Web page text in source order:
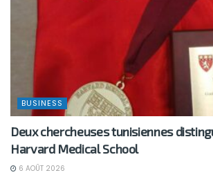
BUSINESS
Deux chercheuses tunisiennes
Harvard Medical School
6 AOÛT 2026